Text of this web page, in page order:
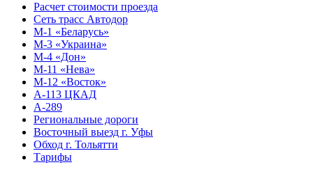
Расчет стоимости проезда
Сеть трасс Автодор
М-1 «Беларусь»
М-3 «Украина»
М-4 «Дон»
М-11 «Нева»
М-12 «Восток»
А-113 ЦКАД
А-289
Региональные дороги
Восточный выезд г. Уфы
Обход г. Тольятти
Тарифы